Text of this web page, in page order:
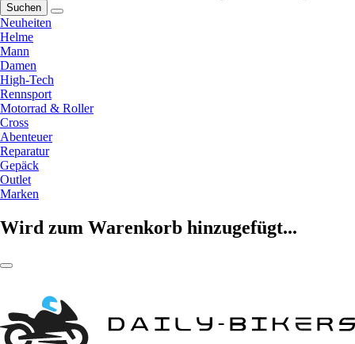
Suchen
Neuheiten
Helme
Mann
Damen
High-Tech
Rennsport
Motorrad & Roller
Cross
Abenteuer
Reparatur
Gepäck
Outlet
Marken
Wird zum Warenkorb hinzugefügt...